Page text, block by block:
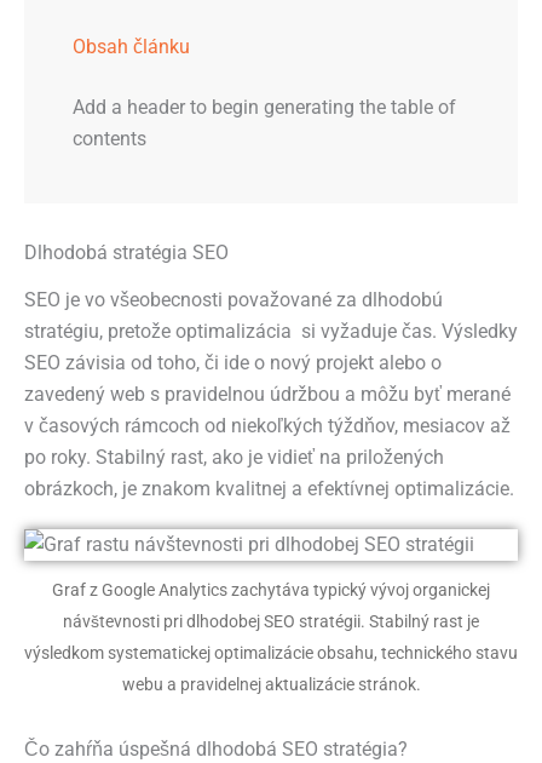
Obsah článku
Add a header to begin generating the table of
contents
Dlhodobá stratégia SEO
SEO je vo všeobecnosti považované za dlhodobú
stratégiu, pretože optimalizácia si vyžaduje čas. Výsledky
SEO závisia od toho, či ide o nový projekt alebo o
zavedený web s pravidelnou údržbou a môžu byť merané
v časových rámcoch od niekoľkých týždňov, mesiacov až
po roky. Stabilný rast, ako je vidieť na priložených
obrázkoch, je znakom kvalitnej a efektívnej optimalizácie.
Graf z Google Analytics zachytáva typický vývoj organickej
návštevnosti pri dlhodobej SEO stratégii. Stabilný rast je
výsledkom systematickej optimalizácie obsahu, technického stavu
webu a pravidelnej aktualizácie stránok.
Čo zahŕňa úspešná dlhodobá SEO stratégia?